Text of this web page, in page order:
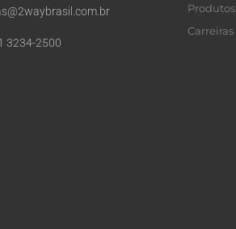
3234-2500
Produtos
Carreiras